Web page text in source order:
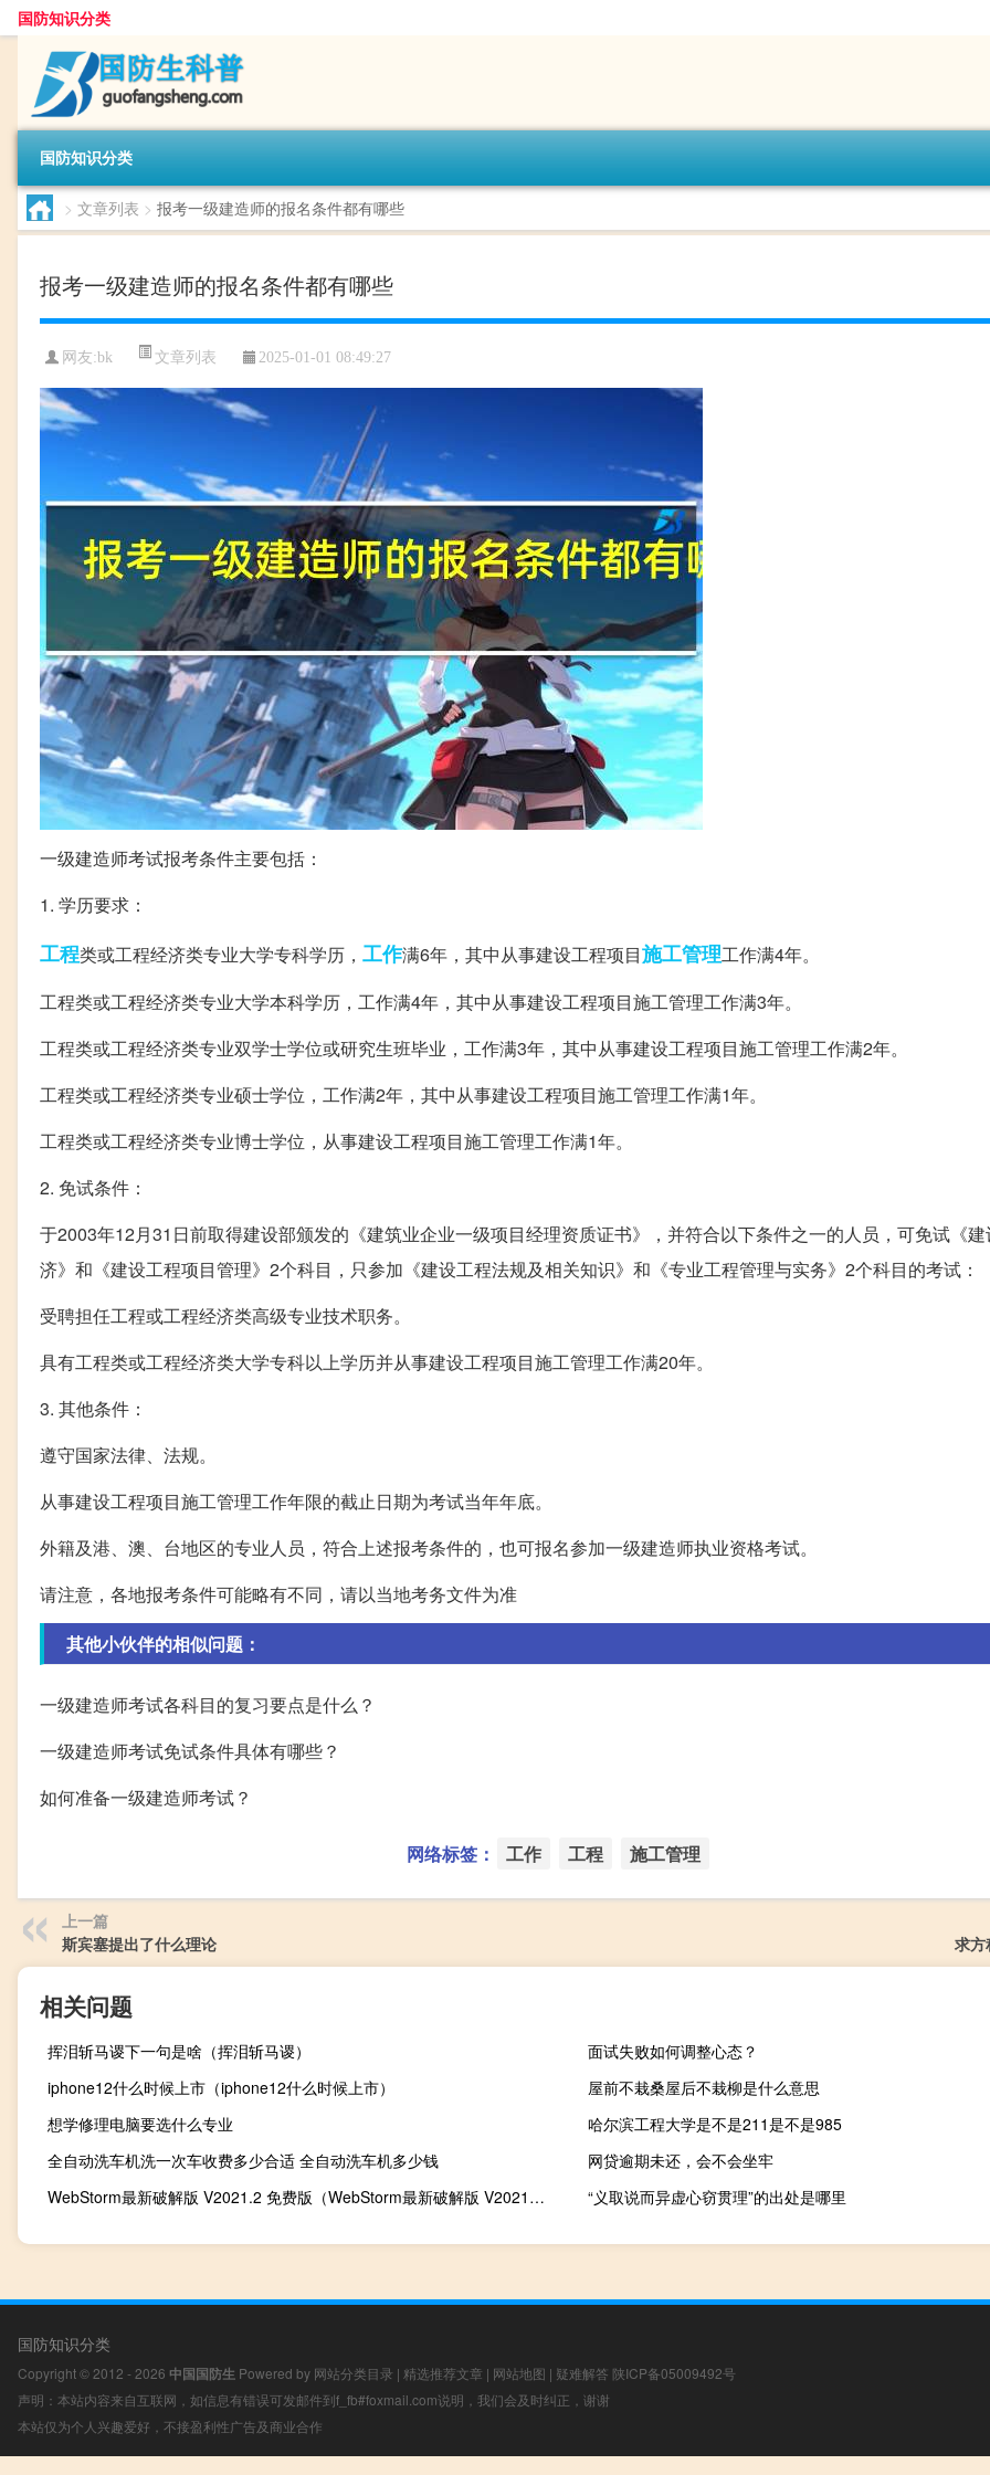
国防知识分类
国防知识分类
> 文章列表 > 报考一级建造师的报名条件都有哪些
报考一级建造师的报名条件都有哪些
网友:bk 文章列表 2025-01-01 08:49:27
一级建造师考试报考条件主要包括：
1. 学历要求：
工程类或工程经济类专业大学专科学历， 工作满6年，其中从事建设工程项目施工管理工作满4年。
工程类或工程经济类专业大学本科学历，工作满4年，其中从事建设工程项目施工管理工作满3年。
工程类或工程经济类专业双学士学位或研究生班毕业，工作满3年，其中从事建设工程项目施工管理工作满2年。
工程类或工程经济类专业硕士学位，工作满2年，其中从事建设工程项目施工管理工作满1年。
工程类或工程经济类专业博士学位，从事建设工程项目施工管理工作满1年。
2. 免试条件：
于2003年12月31日前取得建设部颁发的《建筑业企业一级项目经理资质证书》，并符合以下条件之一的人员，可免试《
济》和《建设工程项目管理》2个科目，只参加《建设工程法规及相关知识》和《专业工程管理与实务》2个科目的考试：
受聘担任工程或工程经济类高级专业技术职务。
具有工程类或工程经济类大学专科以上学历并从事建设工程项目施工管理工作满20年。
3. 其他条件：
遵守国家法律、法规。
从事建设工程项目施工管理工作年限的截止日期为考试当年年底。
外籍及港、澳、台地区的专业人员，符合上述报考条件的，也可报名参加一级建造师执业资格考试。
请注意，各地报考条件可能略有不同，请以当地考务文件为准
其他小伙伴的相似问题：
一级建造师考试各科目的复习要点是什么？
一级建造师考试免试条件具体有哪些？
如何准备一级建造师考试？
网络标签： 工作 工程 施工管理
上一篇
斯宾塞提出了什么理论
求
相关问题
挥泪斩马谡下一句是啥（挥泪斩马谡）
面试失败如何调整心态？
iphone12什么时候上市（iphone12什么时候上市）
屋前不栽桑屋后不栽柳是什么意思
想学修理电脑要选什么专业
哈尔滨工程大学是不是211是不是985
全自动洗车机洗一次车收费多少合适 全自动洗车机多少钱
网贷逾期未还，会不会坐牢
WebStorm最新破解版 V2021.2 免费版（WebStorm最新破解版 V2021.2 免费版功能简介）
“义取说而异虚心窃贯理”的出处是哪里
国防知识分类
Copyright © 2012 - 2026 中国国防生 Powered by 网站分类目录 | 精选推荐文章 | 网站地图 | 疑难解答 陕ICP备05009492号
声明：本站内容来自互联网，如信息有错误可发邮件到f_fb#foxmail.com说明，我们会及时纠正，谢谢
本站仅为个人兴趣爱好，不接盈利性广告及商业合作